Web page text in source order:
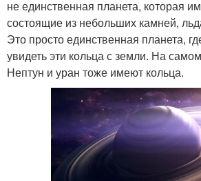
не единственная планета, которая
состоящие из небольших камней,
Это просто единственная планета,
увидеть эти кольца с земли. На
Нептун и уран тоже имеют кольца.